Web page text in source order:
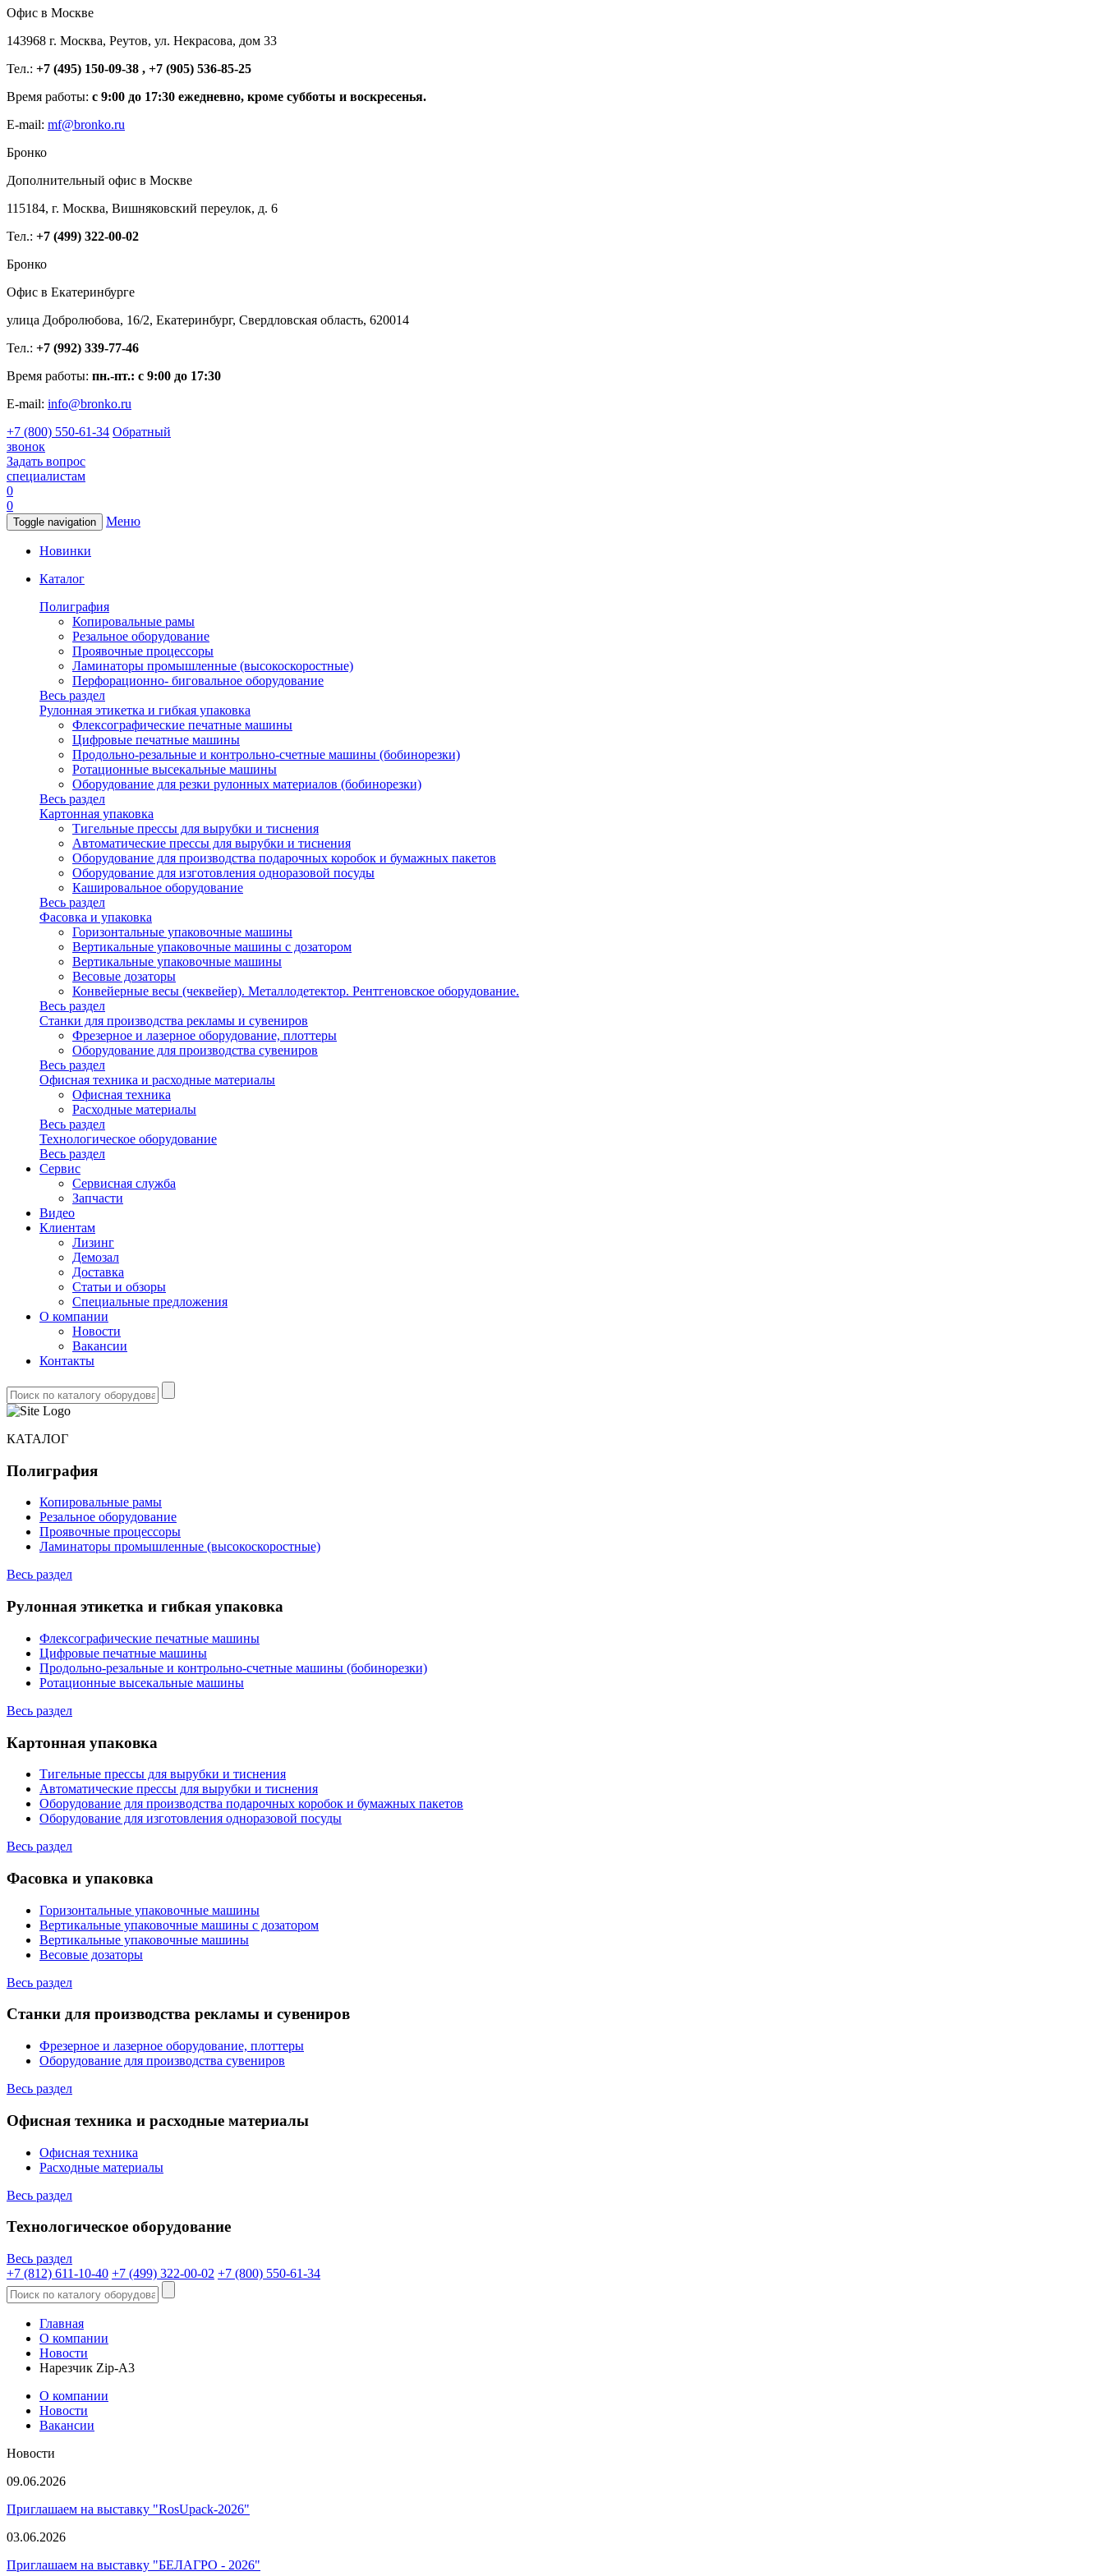
Офис в Москве
143968 г. Москва, Реутов, ул. Некрасова, дом 33
Тел.: +7 (495) 150-09-38 , +7 (905) 536-85-25
Время работы: с 9:00 до 17:30 ежедневно, кроме субботы и воскресенья.
E-mail: mf@bronko.ru
Бронко
Дополнительный офис в Москве
115184, г. Москва, Вишняковский переулок, д. 6
Тел.: +7 (499) 322-00-02
Бронко
Офис в Екатеринбурге
улица Добролюбова, 16/2, Екатеринбург, Свердловская область, 620014
Тел.: +7 (992) 339-77-46
Время работы: пн.-пт.: с 9:00 до 17:30
E-mail: info@bronko.ru
+7 (800) 550-61-34 Обратный
звонок
Задать вопрос
специалистам
0
0
Toggle navigation Меню
Новинки
Каталог
Полиграфия
Копировальные рамы
Резальное оборудование
Проявочные процессоры
Ламинаторы промышленные (высокоскоростные)
Перфорационно- биговальное оборудование
Весь раздел
Рулонная этикетка и гибкая упаковка
Флексографические печатные машины
Цифровые печатные машины
Продольно-резальные и контрольно-счетные машины (бобинорезки)
Ротационные высекальные машины
Оборудование для резки рулонных материалов (бобинорезки)
Весь раздел
Картонная упаковка
Тигельные прессы для вырубки и тиснения
Автоматические прессы для вырубки и тиснения
Оборудование для производства подарочных коробок и бумажных пакетов
Оборудование для изготовления одноразовой посуды
Кашировальное оборудование
Весь раздел
Фасовка и упаковка
Горизонтальные упаковочные машины
Вертикальные упаковочные машины с дозатором
Вертикальные упаковочные машины
Весовые дозаторы
Конвейерные весы (чеквейер). Металлодетектор. Рентгеновское оборудование.
Весь раздел
Станки для производства рекламы и сувениров
Фрезерное и лазерное оборудование, плоттеры
Оборудование для производства сувениров
Весь раздел
Офисная техника и расходные материалы
Офисная техника
Расходные материалы
Весь раздел
Технологическое оборудование
Весь раздел
Сервис
Сервисная служба
Запчасти
Видео
Клиентам
Лизинг
Демозал
Доставка
Статьи и обзоры
Специальные предложения
О компании
Новости
Вакансии
Контакты
КАТАЛОГ
Полиграфия
Копировальные рамы
Резальное оборудование
Проявочные процессоры
Ламинаторы промышленные (высокоскоростные)
Весь раздел
Рулонная этикетка и гибкая упаковка
Флексографические печатные машины
Цифровые печатные машины
Продольно-резальные и контрольно-счетные машины (бобинорезки)
Ротационные высекальные машины
Весь раздел
Картонная упаковка
Тигельные прессы для вырубки и тиснения
Автоматические прессы для вырубки и тиснения
Оборудование для производства подарочных коробок и бумажных пакетов
Оборудование для изготовления одноразовой посуды
Весь раздел
Фасовка и упаковка
Горизонтальные упаковочные машины
Вертикальные упаковочные машины с дозатором
Вертикальные упаковочные машины
Весовые дозаторы
Весь раздел
Станки для производства рекламы и сувениров
Фрезерное и лазерное оборудование, плоттеры
Оборудование для производства сувениров
Весь раздел
Офисная техника и расходные материалы
Офисная техника
Расходные материалы
Весь раздел
Технологическое оборудование
Весь раздел
+7 (812) 611-10-40 +7 (499) 322-00-02 +7 (800) 550-61-34
Главная
О компании
Новости
Нарезчик Zip-A3
О компании
Новости
Вакансии
Новости
09.06.2026
Приглашаем на выставку "RosUpack-2026"
03.06.2026
Приглашаем на выставку "БЕЛАГРО - 2026"